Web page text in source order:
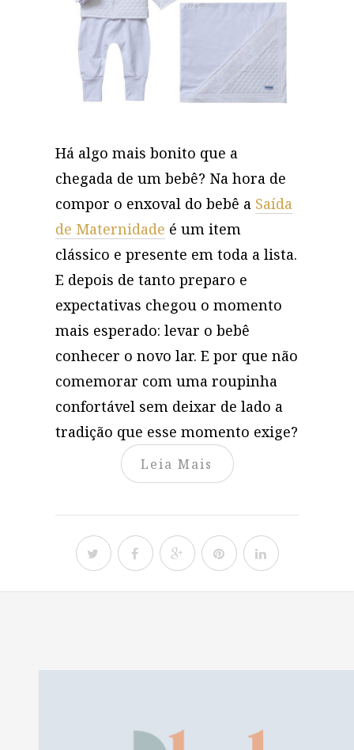
Há algo mais bonito que a
chegada de um bebê? Na hora de
compor o enxoval do bebê a Saída
de Maternidade é um item
clássico e presente em toda a lista.
E depois de tanto preparo e
expectativas chegou o momento
mais esperado: levar o bebê
conhecer o novo lar. E por que não
comemorar com uma roupinha
confortável sem deixar de lado a
tradição que esse momento exige?
Leia Mais